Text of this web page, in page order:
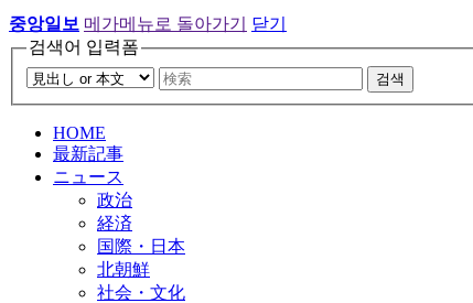
중앙일보 메가메뉴로 돌아가기
닫기
검색어 입력폼
검색
HOME
最新記事
ニュース
政治
経済
国際・日本
北朝鮮
社会・文化